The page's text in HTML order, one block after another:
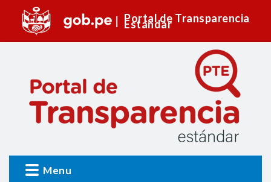
Portal de Transparencia
Estándar
Menu